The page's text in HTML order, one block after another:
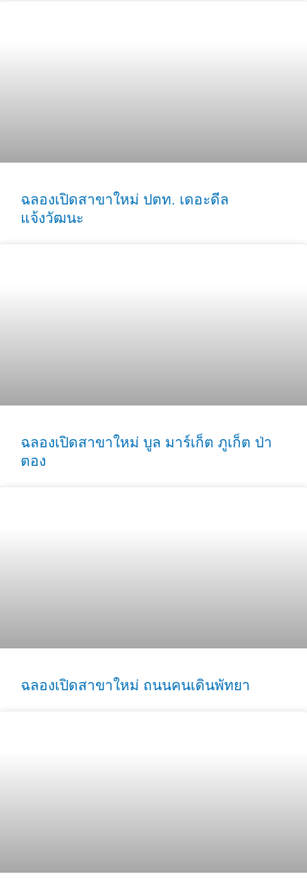
ฉลองเปิดสาขาใหม่ ปตท. เดอะดีล
แจ้งวัฒนะ
ฉลองเปิดสาขาใหม่ บูล มาร์เก็ต ภูเก็ต ป่า
ตอง
ฉลองเปิดสาขาใหม่ ถนนคนเดินพัทยา